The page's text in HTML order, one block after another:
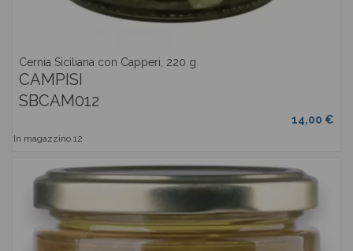
Cernia Siciliana con Capperi, 220 g
CAMPISI
SBCAM012
14,00 €
In magazzino 12